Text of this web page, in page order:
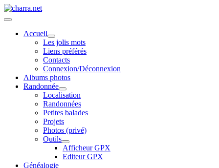
Accueil
Les jolis mots
Liens préférés
Contacts
Connexion/Déconnexion
Albums photos
Randonnée
Localisation
Randonnées
Petites balades
Projets
Photos (privé)
Outils
Afficheur GPX
Editeur GPX
Généalogie